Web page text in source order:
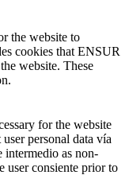
the website to
cookies that ENSUR
website. These
for the website
personal data vía
intermedio as non-
user consiente prior to